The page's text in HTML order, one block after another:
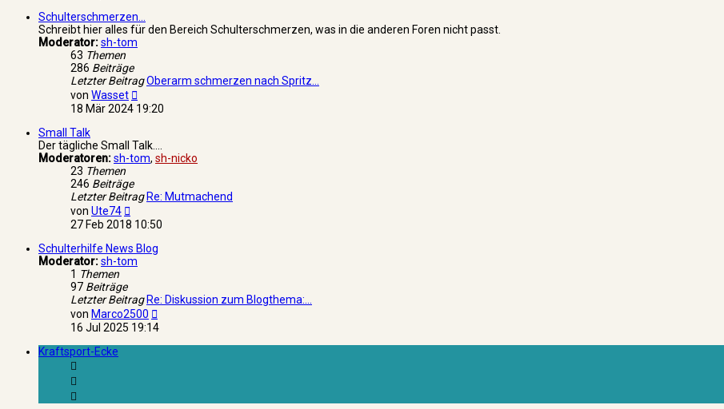
Schulterschmerzen...
Schreibt hier alles für den Bereich Schulterschmerzen, was in die anderen Foren nicht passt.
Moderator:sh-tom
63 Themen
286 Beiträge
Letzter BeitragOberarm schmerzen nach Spritz…
von Wasset
Beitrag
18 Mär 2024 19:20
Small Talk
Der tägliche Small Talk....
Moderatoren:sh-tom, sh-nicko
23 Themen
246 Beiträge
Letzter Beitrag Re: Mutmachend
von Ute74
Beitrag
27 Feb 2018 10:50
Schulterhilfe News Blog
Moderator:sh-tom
1 Themen
97 Beiträge
Letzter Beitrag Re: Diskussion zum Blogthema:…
von Marco2500
Beitrag
16 Jul 2025 19:14
Kraftsport-Ecke